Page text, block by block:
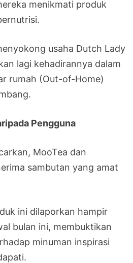
menikmati produk
usaha Dutch Lady
lagi kehadirannya dalam
rumah (Out-of-Home)
Pengguna
MooTea dan
sambutan yang amat
ini dilaporkan hampir
bulan ini, membuktikan
minuman inspirasi